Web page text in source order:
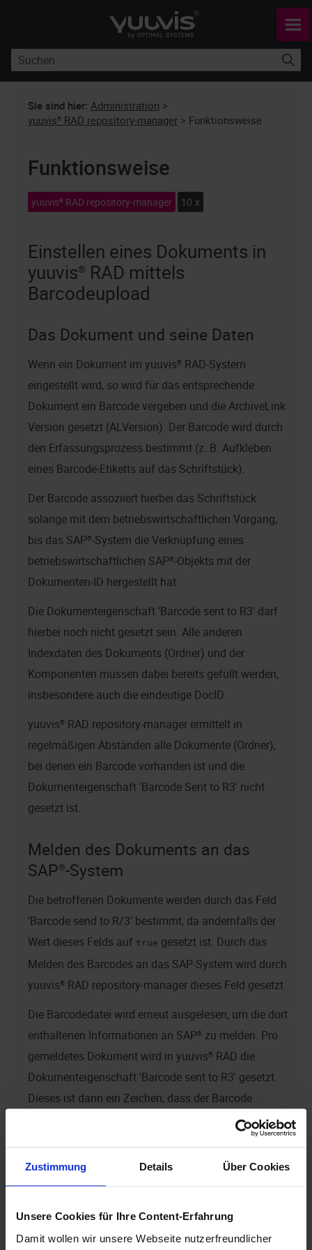
Zustimmung Details Über Cookies
Unsere Cookies für Ihre Content-Erfahrung
Damit wollen wir unsere Webseite nutzerfreundlicher
Zu Hauptinhalt springen
Sie sind hier: Administration >
yuuvis® RAD repository-manager > Funktionsweise
Funktionsweise
yuuvis® RAD repository-manager 10.x
Einstellen eines Dokuments in
yuuvis® RAD mittels
Barcodeupload
Das Dokument und seine Daten
Wenn ein Dokument im yuuvis® RAD-System
eingestellt wird, so wird für das entsprechende
Dokument ein Barcode vergeben und die ArchiveLink
Version gesetzt (ALVersion). Der Barcode wird durch
den Erfassungsprozess bestimmt (z. B. Aufkleben
eines Barcode-Etiketts auf das Schriftstück).
Der Barcode assoziiert hierbei das Schriftstück
solange mit dem betriebswirtschaftlichen Vorgang,
bis das SAP®-System die Verknüpfung eines
betriebswirtschaftlichen SAP®-Objekts mit der
Dokumenten-ID hergestellt hat.
Die Dokumenteigenschaft 'Barcode sent to R3' darf
hierbei noch nicht gesetzt sein. Alle anderen
Indexdaten des Dokuments (Ordner) und der
Komponenten müssen dabei bereits gefüllt werden,
insbesondere auch die eindeutige DocID.
yuuvis® RAD repository-manager ermittelt in
regelmäßigen Abständen alle Dokumente (Ordner),
bei denen ein Barcode vorhanden ist und die
Dokumenteigenschaft 'Barcode Sent to R3' nicht
gesetzt ist.
Melden des Dokuments an das
SAP®-System
Die betroffenen Dokumente werden durch das Feld
'Barcode send to R/3' bestimmt, da andernfalls der
Wert dieses Felds auf true gesetzt ist. Durch das
Melden des Barcodes an das SAP-System wird durch
yuuvis® RAD repository-manager dieses Feld gesetzt.
Die Barcodedatei wird erneut ausgelesen, um die dort
enthaltenen Informationen an SAP® zu melden. Pro
gemeldetes Dokument wird in yuuvis® RAD die
Dokumenteigenschaft 'Barcode sent to R3' gesetzt.
Dieses ist dann ein Zeichen, dass der Barcode
erfolgreich gemeldet wurde. Bei einem Fehler wird die
Dokumenteneigenschaft ‘Barcode processing error‘
gesetzt.
SAP®-System